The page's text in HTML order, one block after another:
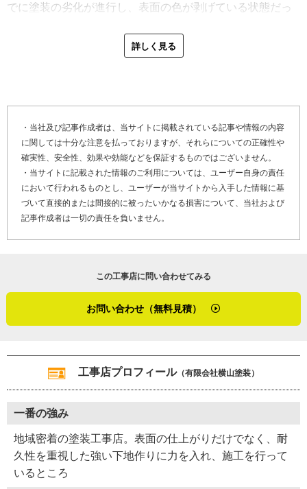
でに塗装の劣化が進行し、表面の色が剥げている状態だっ
「まず、表面の汚れや付着物を高圧洗浄で徹底的に除去し
た。その後、シリコンの溶剤で中塗りと上塗りを行い、お
客さまからは新品みたいになったとお喜びの言葉をいただ
きました」
継ぎ目が目立つ場合は塗料に厚みを付けて施工したり、高
さのある場所においては横ではなく縦方向にローラーを動
かすなど、工夫や一手間を惜しみません。
装工事を受けた際には晴れ間に集中して作業するとのこ
としたり、下地を錆に強い素材へ変えたりと対策を行なっ
最後に「やねいろは」をご覧になっている、屋根塗装の劣
ました。
「こだわりを持った塗装なので、ぜひ仕上がりを見ていた
だきたいです。施工後、何か気になることがあった場合は
詳しく見る
・当社及び記事作成者は、当サイトに掲載されている記事や情報の内容
に関しては十分な注意を払っておりますが、それらについての正確性や
確実性、安全性、効果や効能などを保証するものではございません。
・当サイトに記載された情報のご利用については、ユーザー自身の責任
において行われるものとし、ユーザーが当サイトから入手した情報に基
づいて直接的または間接的に被ったいかなる損害について、当社および
記事作成者は一切の責任を負いません。
この工事店に問い合わせてみる
お問い合わせ（無料見積）
工事店プロフィール（有限会社横山塗装）
一番の強み
地域密着の塗装工事店。表面の仕上がりだけでなく、耐
久性を重視した強い下地作りに力を入れ、施工を行って
いるところ